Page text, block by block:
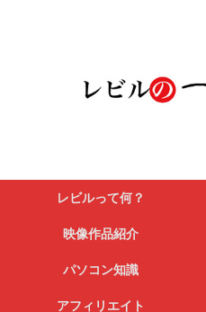
レビルって何？
映像作品紹介
パソコン知識
アフィリエイト